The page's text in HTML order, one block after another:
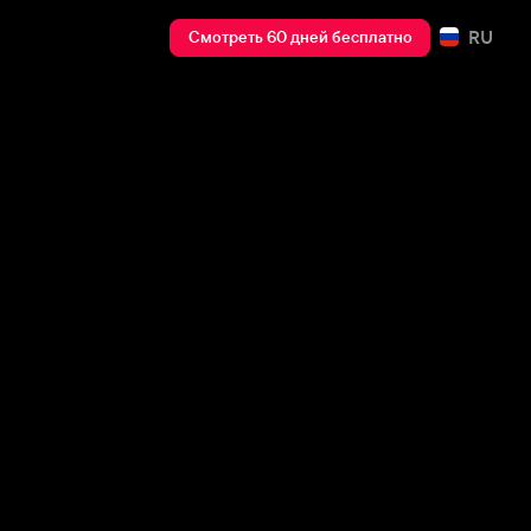
Смотреть 60 дней бесплатно RU